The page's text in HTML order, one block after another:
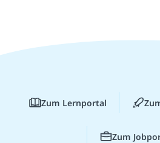
Zum Lernportal
Zum